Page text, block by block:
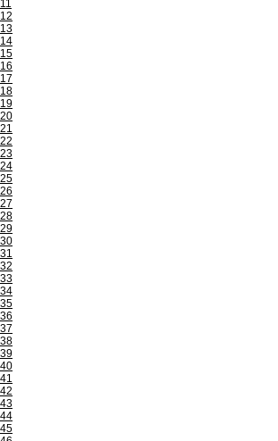
11
12
13
14
15
16
17
18
19
20
21
22
23
24
25
26
27
28
29
30
31
32
33
34
35
36
37
38
39
40
41
42
43
44
45